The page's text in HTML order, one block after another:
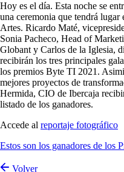
Hoy es el día. Esta noche se
una ceremonia que tendrá
Artes. Ricardo Maté,
Sonia Pacheco, Head of
Globant y Carlos de la Iglesia,
recibirán los tres principales
los premios Byte TI 2021.
mejores proyectos de
Hermida, CIO de Ibercaja
listado de los ganadores.
Accede al reportaje fotográfico
Estos son los ganadores de los
Volver